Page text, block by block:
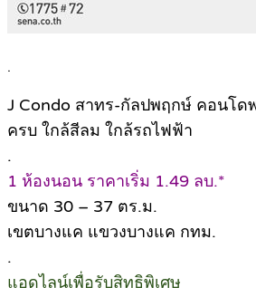
.
J Condo สาทร-กัลปพฤกษ์ คอนโด
ครบ ใกล้สีลม ใกล้รถไฟฟ้า
.
1 ห้องนอน ราคาเริ่ม 1.49 ลบ.*
ขนาด 30 – 37 ตร.ม.
เขตบางแค แขวงบางแค กทม.
.
แอดไลน์เพื่อรับสิทธิพิเศษ